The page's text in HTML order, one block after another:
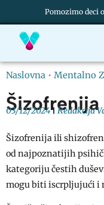
Pomozimo deci
Naslovna • Mentalno
03/12/2024 Redakcija
Šizofrenija ili
od najpoznatijih
kategoriju čestih
mogu biti iscrpljujući i